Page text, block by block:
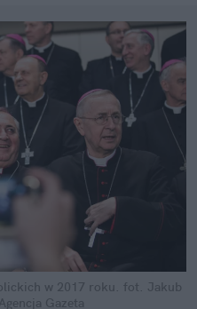
w 2017 roku. fot. Jakub
Gazeta